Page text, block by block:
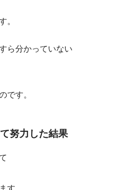
。
ら分かっていない
です。
努力した結果